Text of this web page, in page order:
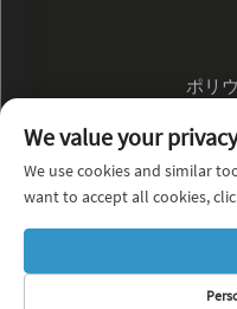
ポリ
We value your privacy
We use cookies and similar
want to accept all cookies,